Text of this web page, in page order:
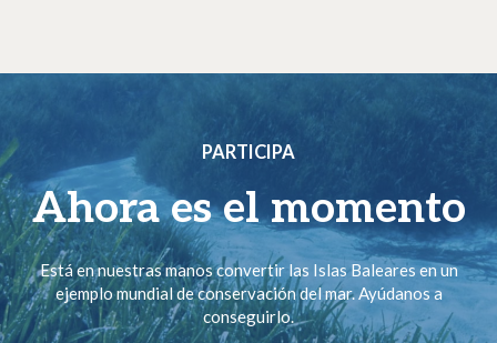
PARTICIPA
Ahora es el momento
Está en nuestras manos convertir las Islas Baleares en un
ejemplo mundial de conservación del mar. Ayúdanos a
conseguirlo.